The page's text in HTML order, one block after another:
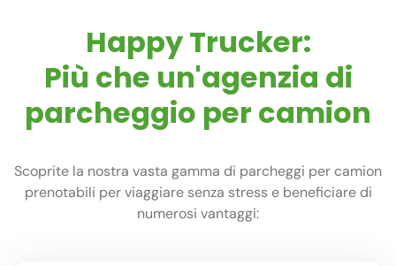
Happy Trucker:
Più che un'agenzia di
parcheggio per camion
Scoprite la nostra vasta gamma di parcheggi per camion
prenotabili per viaggiare senza stress e beneficiare di
numerosi vantaggi: